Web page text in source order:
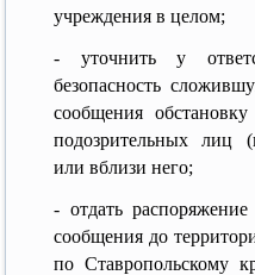
учреждения в целом;
- уточнить у
безопасность
сообщения
подозрительных лиц
или вблизи него;
- отдать
сообщения до
по